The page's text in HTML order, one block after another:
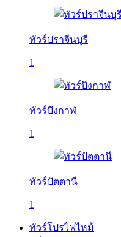
ทัวร์ปราจีนบุรี
1
ทัวร์บึงกาฬ
1
ทัวร์ปัตตานี
1
ทัวร์โปรไฟไหม้